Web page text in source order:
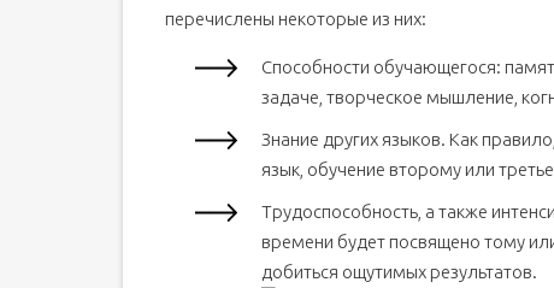
Реально ли выучить английский за месяц/неделю/
Как долго нужно учить английский?
Немного позитива: людей, неспособных к языкам,
перечислены некоторые из них:
Способности обучающегося:
задаче, творческое мышление,
Знание других языков. Как
язык, обучение второму или
Трудоспособность, а также
времени будет посвящено тому
добиться ощутимых результатов.